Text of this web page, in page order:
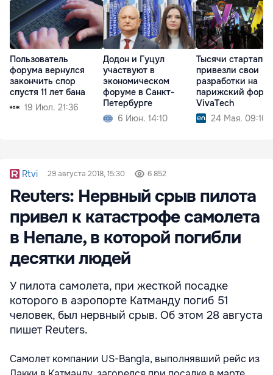
Пользователь
форума вернулся
закончить спор
спустя 11 лет бана
19 Июл. 21:36
Додон и Гуцул
участвуют в
экономическом
форуме в Санкт-
Петербурге
6 Июн. 14:10
Тысячи стартапов
привезли свои
разработки на
парижский
VivaTech
24 Мая. 09:10
Rtvi 29 августа 2018, 15:30 6 852
Reuters: Нервный срыв пилота
привел к катастрофе самолета
в Непале, в которой погибли
десятки людей
У пилота самолета, при жесткой посадке
которого в аэропорте Катманду погиб 51
человек, был нервный срыв. Об этом 28 августа
пишет Reuters.
Самолет компании US-Bangla, выполнявший рейс из